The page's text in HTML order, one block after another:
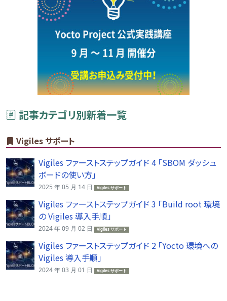
記事カテゴリ別新着一覧
Vigiles サポート
Vigiles ファーストステップガイド 4 「SBOM ダッシュ
ボードの使い方」
2025 年 05 月 14 日 Vigiles サポート
Vigiles ファーストステップガイド 3 「Build root 環境
の Vigiles 導入手順」
2024 年 09 月 02 日 Vigiles サポート
Vigiles ファーストステップガイド 2 「Yocto 環境への
Vigiles 導入手順」
2024 年 03 月 01 日 Vigiles サポート